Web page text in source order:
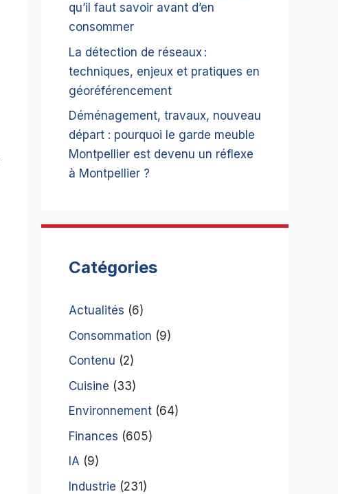
qu’il faut savoir avant d’en
consommer
La détection de réseaux :
techniques, enjeux et pratiques en
géoréférencement
Déménagement, travaux, nouveau
départ : pourquoi le garde meuble
Montpellier est devenu un réflexe
à Montpellier ?
Catégories
Actualités (6)
Consommation (9)
Contenu (2)
Cuisine (33)
Environnement (64)
Finances (605)
IA (9)
Industrie (231)